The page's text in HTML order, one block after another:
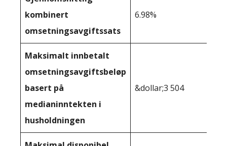
kombinert
omsetningsavgiftssats
6.98%
Maksimalt innbetalt
omsetningsavgiftsbeløp
basert på
medianinntekten i
husholdningen
&dollar;3 504